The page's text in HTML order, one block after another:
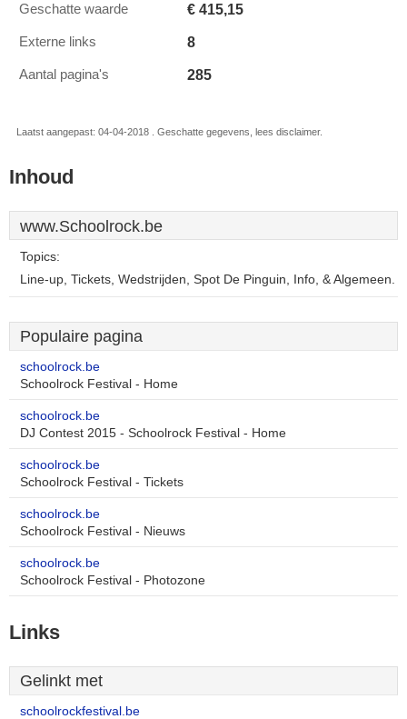
Geschatte waarde € 415,15
Externe links 8
Aantal pagina's 285
Laatst aangepast: 04-04-2018 . Geschatte gegevens, lees disclaimer.
Inhoud
www.Schoolrock.be
Topics:
Line-up, Tickets, Wedstrijden, Spot De Pinguin, Info, & Algemeen.
Populaire pagina
schoolrock.be
Schoolrock Festival - Home
schoolrock.be
DJ Contest 2015 - Schoolrock Festival - Home
schoolrock.be
Schoolrock Festival - Tickets
schoolrock.be
Schoolrock Festival - Nieuws
schoolrock.be
Schoolrock Festival - Photozone
Links
Gelinkt met
schoolrockfestival.be